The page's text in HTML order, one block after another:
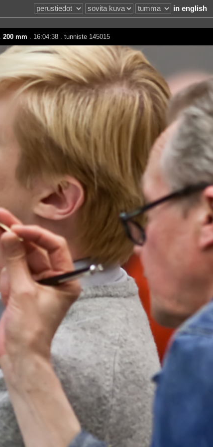
in english
200 mm . 16:04:38 . tunniste 145015